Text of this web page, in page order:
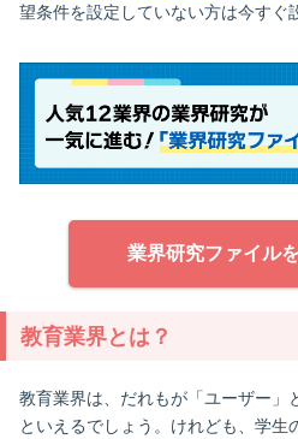
望条件を設定していない方は今すぐ
業界研究ファイル
教育業界とは？
教育業界は、だれもが「ユーザー」
といえるでしょう。けれども、学生